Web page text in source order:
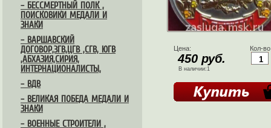
– БЕССМЕРТНЫЙ ПОЛК ,
ПОИСКОВИКИ МЕДАЛИ И
ЗНАКИ
– ВАРШАВСКИЙ
ДОГОВОР,ЗГВ,ЦГВ ,СГВ, ЮГВ
,АБХАЗИЯ,СИРИЯ,
ИНТЕРНАЦИОНАЛИСТЫ,
– ВДВ
– ВЕЛИКАЯ ПОБЕДА МЕДАЛИ И
ЗНАКИ
– ВОЕННЫЕ СТРОИТЕЛИ ,
Цена:
450 руб.
В наличии:1
Кол-